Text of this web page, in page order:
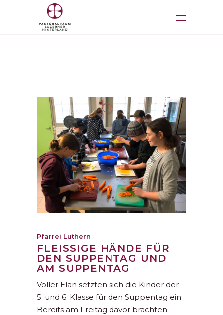
Pfarrei Luthern
FLEISSIGE HÄNDE FÜR
DEN SUPPENTAG UND
AM SUPPENTAG
Voller Elan setzten sich die Kinder der
5. und 6. Klasse für den Suppentag ein:
Bereits am Freitag davor brachten